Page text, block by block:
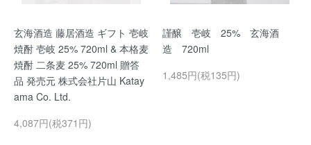
玄海酒造 藤居酒造 ギフト 壱岐
焼酎 壱岐 25% 720ml & 本格麦
焼酎 二条麦 25% 720ml 贈答
品 発売元 株式会社片山 Katay
ama Co. Ltd.
4,087円(税371円)
謹醸 壱岐 25% 玄海酒
造 720ml
1,485円(税135円)